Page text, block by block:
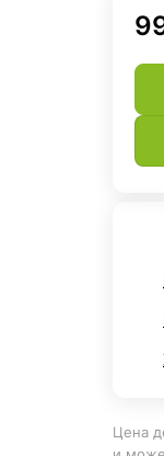
Цена